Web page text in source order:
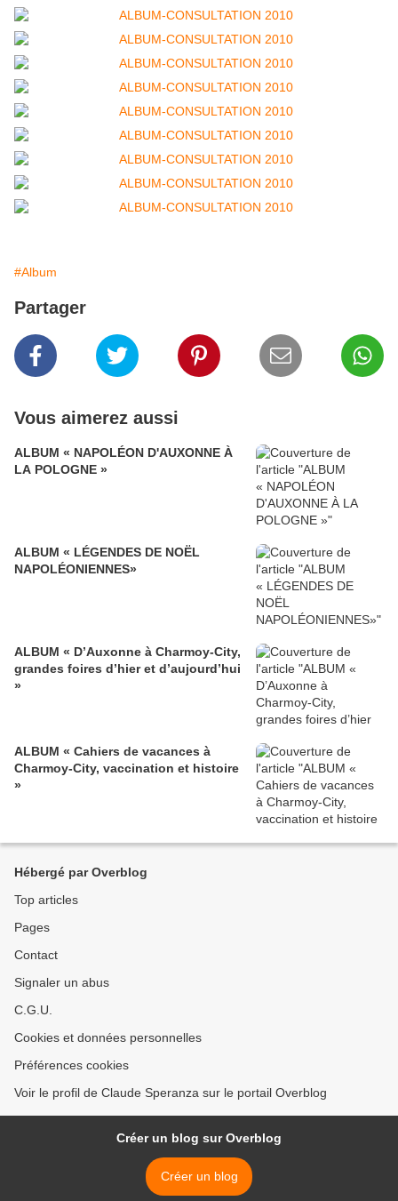
#Album
Partager
Vous aimerez aussi
ALBUM « NAPOLÉON D'AUXONNE À
LA POLOGNE »
ALBUM « LÉGENDES DE NOËL
NAPOLÉONIENNES»
ALBUM « D’Auxonne à Charmoy-City,
grandes foires d’hier et d’aujourd’hui
»
ALBUM « Cahiers de vacances à
Charmoy-City, vaccination et histoire
»
Hébergé par Overblog
Top articles
Pages
Contact
Signaler un abus
C.G.U.
Cookies et données personnelles
Préférences cookies
Voir le profil de Claude Speranza sur le portail Overblog
Créer un blog sur Overblog
Créer un blog